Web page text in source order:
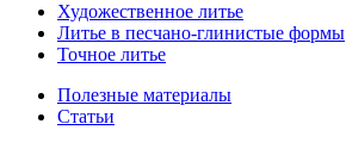
Художественное литье
Литье в песчано-глинистые формы
Точное литье
Полезные материалы
Статьи